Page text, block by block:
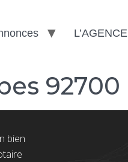
L’AGENCE
92700
bien